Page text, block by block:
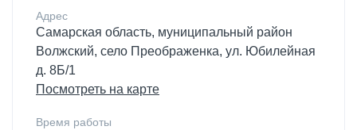
Адрес
Самарская область, муниципальный район
Волжский, село Преображенка, ул. Юбилейная
д. 8Б/1
Посмотреть на карте
Время работы